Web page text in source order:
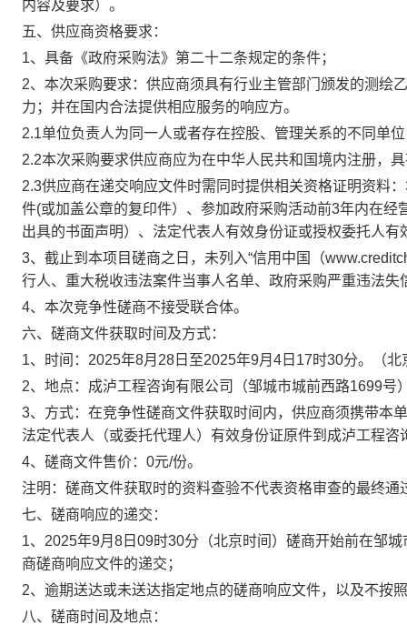
内容及要求） 。
五、供应商资格要求：
1、具备《政府采购法》第二十二条规定的条件；
2、 本次采购要求： 供应商须具有行业主管部门颁发的测绘
力；并在国内合法提供相应服务的响应方。
2.1单位负责人为同一人或者存在控股、管理关系的不同单
2.2本次采购要求供应商应为在中华人民共和国境内注册，
2.3供应商在递交响应文件时需同时提供相关资格证明资料
件(或加盖公章的复印件）、 参加政府采购活动前3年内在经
出具的书面声明） 、法定代表人有效身份证或授权委托人
3、截止到本项目磋商之日，未列入“信用中国（
行人、重大税收违法案件当事人名单、政府采购严重违法失
4、本次竞争性磋商不接受联合体。
六、 磋商文件获取时间及方式：
1、时间： 2025年8月 28 日 至2025年9月 4 日 17时30分。
（
2、地点： 成泸工程咨询有限公司 （邹城市城前西路1699号
3、方式：在竞争性磋商文件获取时间内，供应商须携带本
法定代表人（或委托代理人）有效身份证原件到 成泸工程咨
4、磋商文件售价： 0元/份。
注明：磋商文件获取时的资料查验不代表资格审查的最终通
七、 磋商响应的递交：
1、 2025年9月 8 日 09时30分（北京时间）磋商开始前在邹
商磋商响应文件的递交；
2、逾期送达或未送达指定地点的磋商响应文件，以及不按
八、磋商时间及地点 ：